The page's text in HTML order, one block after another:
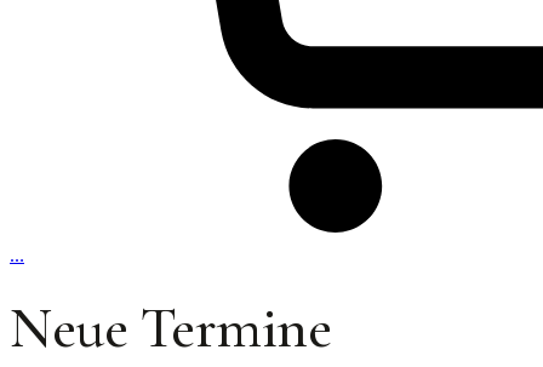
…
Neue Termine